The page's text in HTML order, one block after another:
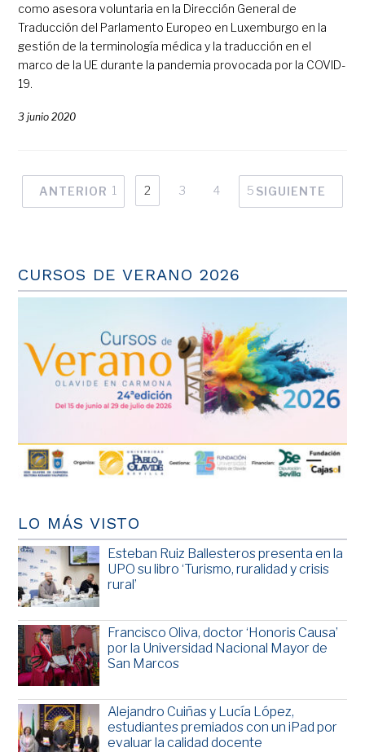
como asesora voluntaria en la Dirección General de
Traducción del Parlamento Europeo en Luxemburgo en la
gestión de la terminología médica y la traducción en el
marco de la UE durante la pandemia provocada por la COVID-
19.
3 junio 2020
ANTERIOR 1 2 3 4 5 SIGUIENTE
CURSOS DE VERANO 2026
LO MÁS VISTO
Esteban Ruiz Ballesteros presenta en la
UPO su libro ‘Turismo, ruralidad y crisis
rural’
Francisco Oliva, doctor ‘Honoris Causa’
por la Universidad Nacional Mayor de
San Marcos
Alejandro Cuiñas y Lucía López,
estudiantes premiados con un iPad por
evaluar la calidad docente